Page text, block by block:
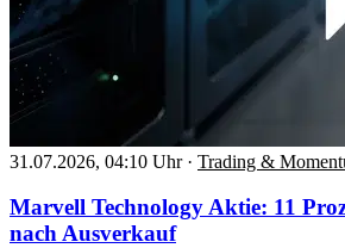
31.07.2026, 04:10 Uhr · Trading &
Marvell Technology Aktie: 11
nach Ausverkauf